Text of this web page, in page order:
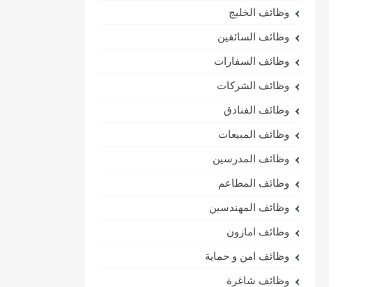
وظائف الخليج
وظائف السائقين
وظائف السفارات
وظائف الشركات
وظائف الفنادق
وظائف المبيعات
وظائف المدرسين
وظائف المطاعم
وظائف المهندسين
وظائف امازون
وظائف امن و حماية
وظائف شاغرة